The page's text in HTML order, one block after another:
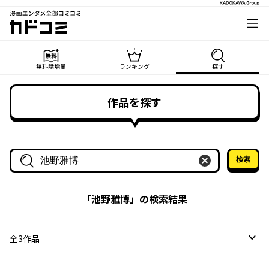
漫画エンタメ全部コミコミ
カドコミ
無料話増量 ランキング 探す
作品を探す
作品名・作家名で探す
検索
「池野雅博」の検索結果
全3作品